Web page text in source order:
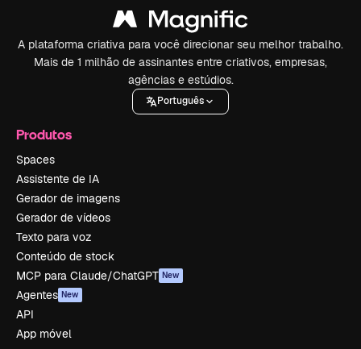
A plataforma criativa para você direcionar seu melhor trabalho.
Mais de 1 milhão de assinantes entre criativos, empresas,
agências e estúdios.
Português
Produtos
Spaces
Assistente de IA
Gerador de imagens
Gerador de vídeos
Texto para voz
Conteúdo de stock
MCP para Claude/ChatGPT New
Agentes New
API
App móvel